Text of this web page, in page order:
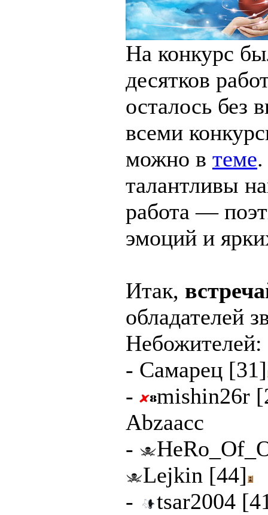
На конкурс
десятков
осталось без
всеми
можно в теме
талантливы
работа —
эмоций и
Итак,
обладателей
Небожителей:
- Самарец [31]
-
mishin26r
Abzaacc
-
Lejkin [44]
-
tsar2004